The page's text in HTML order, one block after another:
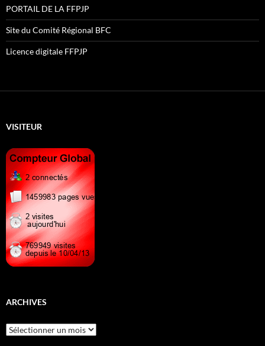
PORTAIL DE LA FFPJP
Site du Comité Régional BFC
Licence digitale FFPJP
VISITEUR
ARCHIVES
Archives